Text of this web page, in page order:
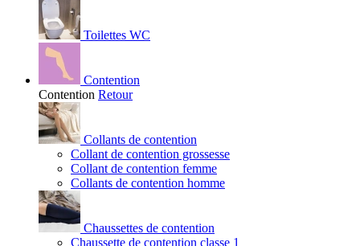
Toilettes WC
Contention
Contention Retour
Collants de contention
Collant de contention grossesse
Collant de contention femme
Collants de contention homme
Chaussettes de contention
Chaussette de contention classe 1